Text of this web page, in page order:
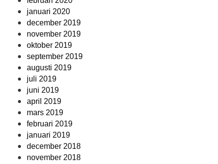
januari 2020
december 2019
november 2019
oktober 2019
september 2019
augusti 2019
juli 2019
juni 2019
april 2019
mars 2019
februari 2019
januari 2019
december 2018
november 2018